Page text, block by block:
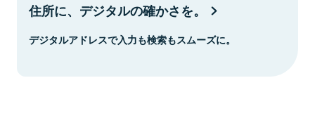
住所に、デジタルの確かさを。
デジタルアドレスで入力も検索もスムーズに。